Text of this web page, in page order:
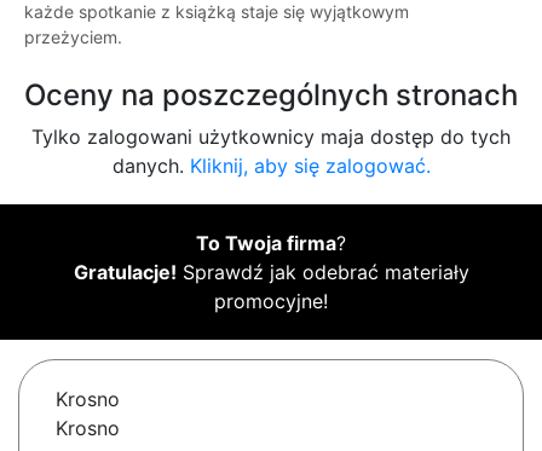
każde spotkanie z książką staje się wyjątkowym
przeżyciem.
Oceny na poszczególnych stronach
Tylko zalogowani użytkownicy maja dostęp do tych
danych. Kliknij, aby się zalogować.
To Twoja firma?
Gratulacje! Sprawdź jak odebrać materiały
promocyjne!
Krosno
Krosno